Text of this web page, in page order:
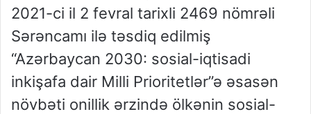
2021-ci il 2 fevral tarixli 2469 nömrəli
Sərəncamı ilə təsdiq edilmiş
“Azərbaycan 2030: sosial-iqtisadi
inkişafa dair Milli Prioritetlər”ə əsasən
növbəti onillik ərzində ölkənin sosial-